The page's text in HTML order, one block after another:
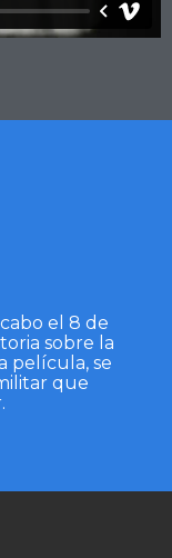
el 8 de
sobre la
película, se
que